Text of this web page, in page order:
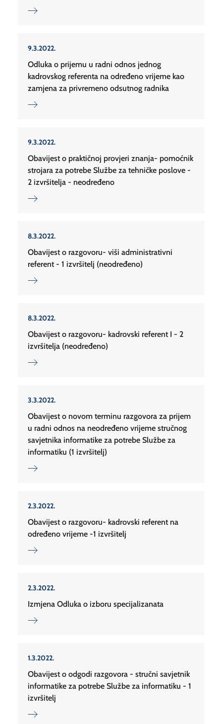
9.3.2022.
Odluka o prijemu u radni odnos jednog
kadrovskog referenta na određeno vrijeme kao
zamjena za privremeno odsutnog radnika
9.3.2022.
Obavijest o praktičnoj provjeri znanja- pomoćnik
strojara za potrebe Službe za tehničke poslove -
2 izvršitelja - neodređeno
8.3.2022.
Obavijest o razgovoru- viši administrativni
referent - 1 izvršitelj (neodređeno)
8.3.2022.
Obavijest o razgovoru- kadrovski referent I - 2
izvršitelja (neodređeno)
3.3.2022.
Obavijest o novom terminu razgovora za prijem
u radni odnos na neodređeno vrijeme stručnog
savjetnika informatike za potrebe Službe za
informatiku (1 izvršitelj)
2.3.2022.
Obavijest o razgovoru- kadrovski referent na
određeno vrijeme -1 izvršitelj
2.3.2022.
Izmjena Odluka o izboru specijalizanata
1.3.2022.
Obavijest o odgodi razgovora - stručni savjetnik
informatike za potrebe Službe za informatiku - 1
izvršitelj